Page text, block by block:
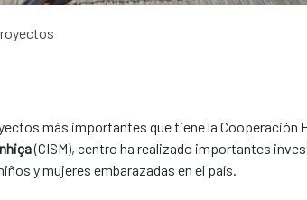
más importantes que tiene la Cooperación
(CISM), centro ha realizado importantes
y mujeres embarazadas en el país.